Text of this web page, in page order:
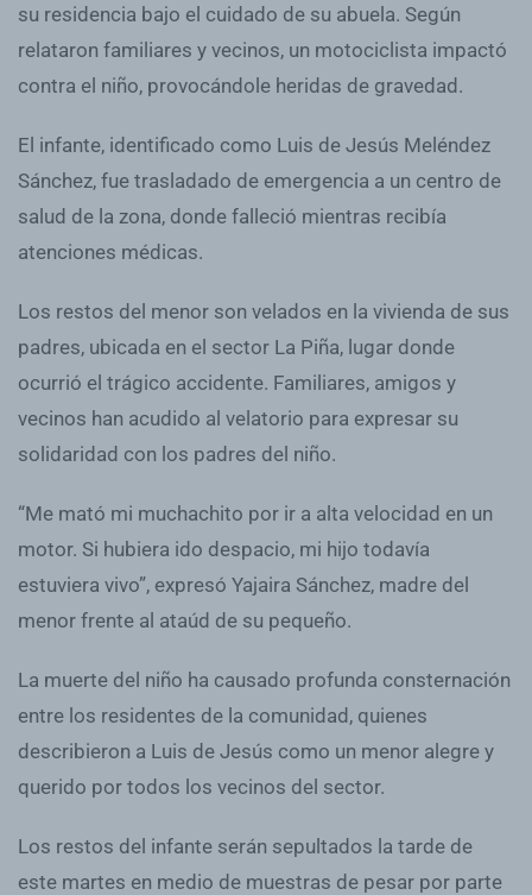
su residencia bajo el cuidado de su abuela. Según
relataron familiares y vecinos, un motociclista impactó
contra el niño, provocándole heridas de gravedad.
El infante, identificado como Luis de Jesús Meléndez
Sánchez, fue trasladado de emergencia a un centro de
salud de la zona, donde falleció mientras recibía
atenciones médicas.
Los restos del menor son velados en la vivienda de sus
padres, ubicada en el sector La Piña, lugar donde
ocurrió el trágico accidente. Familiares, amigos y
vecinos han acudido al velatorio para expresar su
solidaridad con los padres del niño.
“Me mató mi muchachito por ir a alta velocidad en un
motor. Si hubiera ido despacio, mi hijo todavía
estuviera vivo”, expresó Yajaira Sánchez, madre del
menor frente al ataúd de su pequeño.
La muerte del niño ha causado profunda consternación
entre los residentes de la comunidad, quienes
describieron a Luis de Jesús como un menor alegre y
querido por todos los vecinos del sector.
Los restos del infante serán sepultados la tarde de
este martes en medio de muestras de pesar por parte